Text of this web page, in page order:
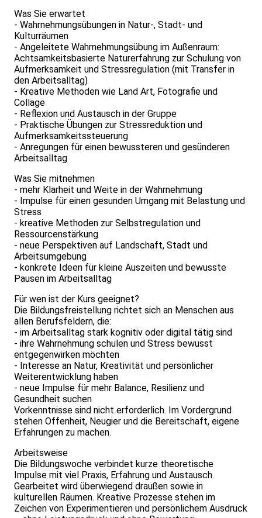
Was Sie erwartet
- Wahrnehmungsübungen in Natur-, Stadt- und
Kulturräumen
- Angeleitete Wahrnehmungsübung im Außenraum:
Achtsamkeitsbasierte Naturerfahrung zur Schulung von
Aufmerksamkeit und Stressregulation (mit Transfer in
den Arbeitsalltag)
- Kreative Methoden wie Land Art, Fotografie und
Collage
- Reflexion und Austausch in der Gruppe
- Praktische Übungen zur Stressreduktion und
Aufmerksamkeitssteuerung
- Anregungen für einen bewussteren und gesünderen
Arbeitsalltag
Was Sie mitnehmen
- mehr Klarheit und Weite in der Wahrnehmung
- Impulse für einen gesunden Umgang mit Belastung und
Stress
- kreative Methoden zur Selbstregulation und
Ressourcenstärkung
- neue Perspektiven auf Landschaft, Stadt und
Arbeitsumgebung
- konkrete Ideen für kleine Auszeiten und bewusste
Pausen im Arbeitsalltag
Für wen ist der Kurs geeignet?
Die Bildungsfreistellung richtet sich an Menschen aus
allen Berufsfeldern, die:
- im Arbeitsalltag stark kognitiv oder digital tätig sind
- ihre Wahrnehmung schulen und Stress bewusst
entgegenwirken möchten
- Interesse an Natur, Kreativität und persönlicher
Weiterentwicklung haben
- neue Impulse für mehr Balance, Resilienz und
Gesundheit suchen
Vorkenntnisse sind nicht erforderlich. Im Vordergrund
stehen Offenheit, Neugier und die Bereitschaft, eigene
Erfahrungen zu machen.
Arbeitsweise
Die Bildungswoche verbindet kurze theoretische
Impulse mit viel Praxis, Erfahrung und Austausch.
Gearbeitet wird überwiegend draußen sowie in
kulturellen Räumen. Kreative Prozesse stehen im
Zeichen von Experimentieren und persönlichem Ausdruck